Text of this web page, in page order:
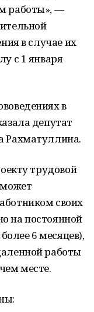
работы», —
в случае их
с 1 января
в
депутат
Рахматуллина.
трудовой
своих
на постоянной
6 месяцев),
работы
месте.